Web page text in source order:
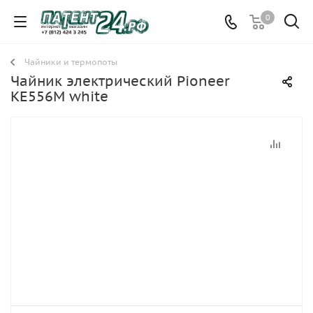
0
Чайники и термопоты
Чайник электрический Pioneer
KE556M white